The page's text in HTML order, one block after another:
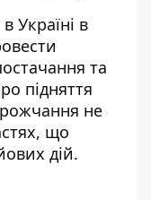
Україні в
та
підняття
не
що
дій.